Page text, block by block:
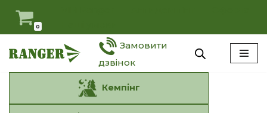
Перейти
до
вмісту
0
Замовити
дзвінок
Кемпінг